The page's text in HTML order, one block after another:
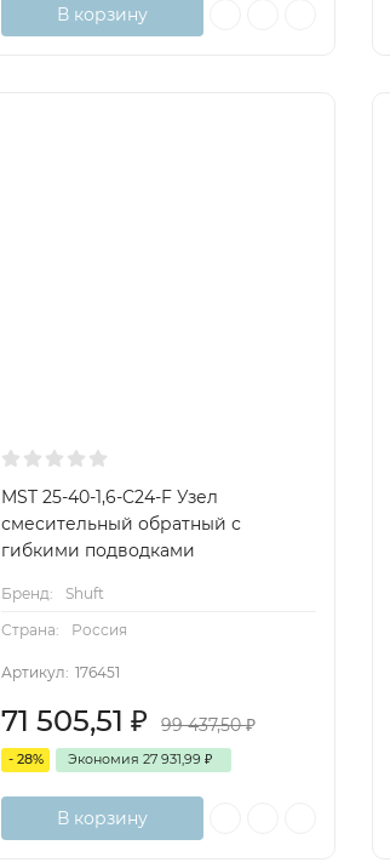
В корзину
MST 25-40-1,6-C24-F Узел
смесительный обратный с
гибкими подводками
Бренд:
Shuft
Страна:
Россия
Артикул: 176451
71 505,51₽ 99 437,50₽
- 28% Экономия27 931,99₽
В корзину